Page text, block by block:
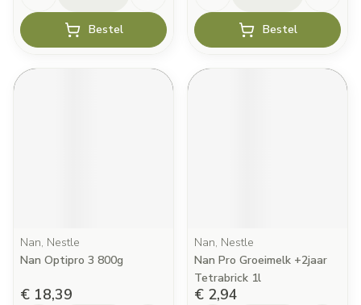
Bestel Bestel
Nan, Nestle
Nan Optipro 3 800g
€ 18,39
Nan, Nestle
Nan Pro Groeimelk +2jaar
Tetrabrick 1l
€ 2,94